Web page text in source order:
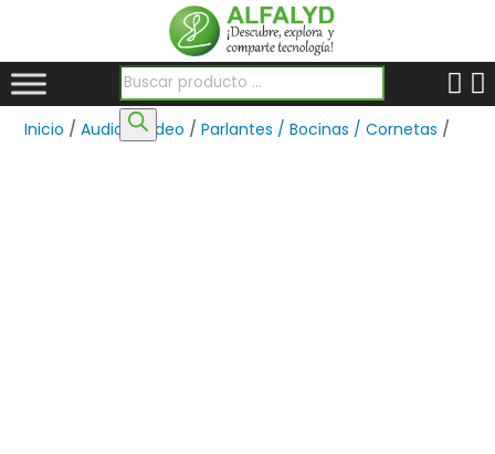
Búsqueda de productos
Inicio /Audio y Video /Parlantes / Bocinas / Cornetas /